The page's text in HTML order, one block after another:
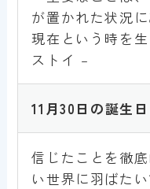
が置かれた状況
現在という時を
ストイ –
11月30日 の誕生
信じたことを徹
い世界に羽ばた